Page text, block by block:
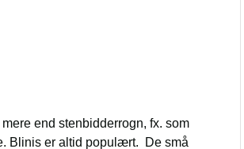
end stenbidderrogn, fx. som
Blinis er altid populært. De små